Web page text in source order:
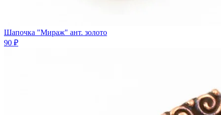
Шапочка "Мираж" ант. золото
90 ₽